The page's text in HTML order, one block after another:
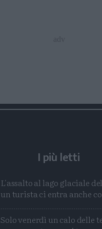
I più letti
L'assalto al lago glaciale
un turista ci entra anche
Solo venerdì un calo delle